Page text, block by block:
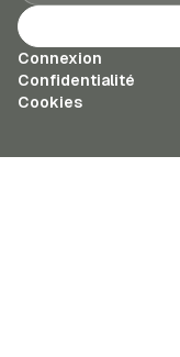
Connexion
Confidentialité
Cookies